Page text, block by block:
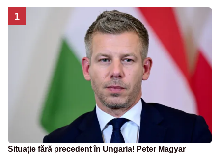
1
Situație fără precedent în Ungaria! Peter Magyar